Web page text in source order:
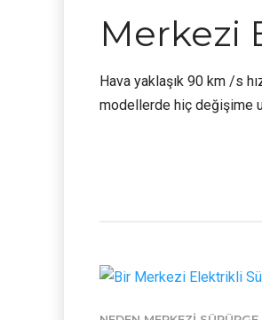
Merkezi
Hava yaklaşık 90 km /s
modellerde hiç değişime